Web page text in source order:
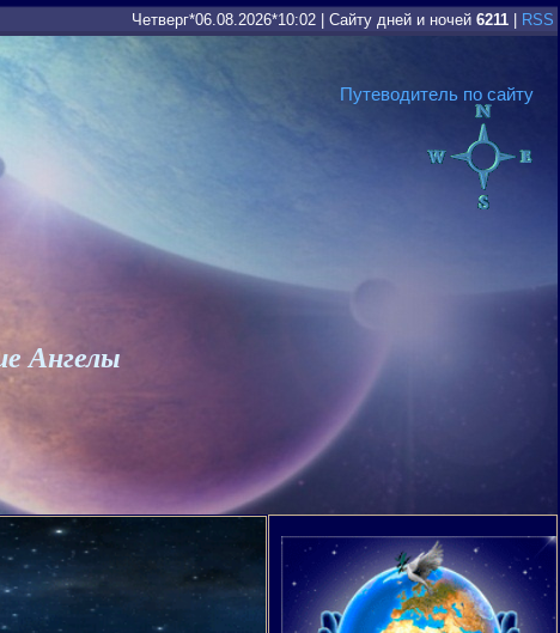
Четверг*06.08.2026*10:02 Сайту дней и ночей 6211 RSS
Путеводитель по сайту
Ангелы